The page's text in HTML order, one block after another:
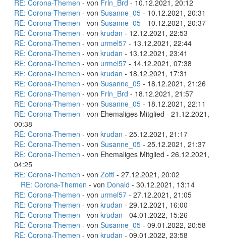
RE: Corona-Themen - von Frln_Brd - 10.12.2021, 20:12
RE: Corona-Themen - von Susanne_05 - 10.12.2021, 20:31
RE: Corona-Themen - von Susanne_05 - 10.12.2021, 20:37
RE: Corona-Themen - von krudan - 12.12.2021, 22:53
RE: Corona-Themen - von urmel57 - 13.12.2021, 22:44
RE: Corona-Themen - von krudan - 13.12.2021, 23:41
RE: Corona-Themen - von urmel57 - 14.12.2021, 07:38
RE: Corona-Themen - von krudan - 18.12.2021, 17:31
RE: Corona-Themen - von Susanne_05 - 18.12.2021, 21:26
RE: Corona-Themen - von Frln_Brd - 18.12.2021, 21:57
RE: Corona-Themen - von Susanne_05 - 18.12.2021, 22:11
RE: Corona-Themen - von Ehemaliges Mitglied - 21.12.2021,
00:38
RE: Corona-Themen - von krudan - 25.12.2021, 21:17
RE: Corona-Themen - von Susanne_05 - 25.12.2021, 21:37
RE: Corona-Themen - von Ehemaliges Mitglied - 26.12.2021,
04:25
RE: Corona-Themen - von Zotti - 27.12.2021, 20:02
RE: Corona-Themen - von Donald - 30.12.2021, 13:14
RE: Corona-Themen - von urmel57 - 27.12.2021, 21:05
RE: Corona-Themen - von krudan - 29.12.2021, 16:00
RE: Corona-Themen - von krudan - 04.01.2022, 15:26
RE: Corona-Themen - von Susanne_05 - 09.01.2022, 20:58
RE: Corona-Themen - von krudan - 09.01.2022, 23:58